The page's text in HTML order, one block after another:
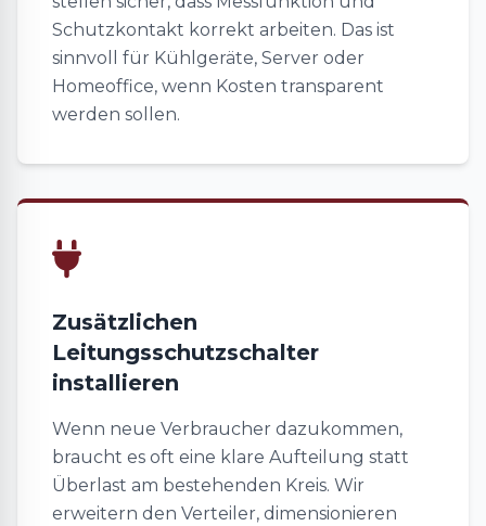
Schutzkontakt korrekt arbeiten. Das ist
sinnvoll für Kühlgeräte, Server oder
Homeoffice, wenn Kosten transparent
werden sollen.
Zusätzlichen
Leitungsschutzschalter
installieren
Wenn neue Verbraucher dazukommen,
braucht es oft eine klare Aufteilung statt
Überlast am bestehenden Kreis. Wir
erweitern den Verteiler, dimensionieren